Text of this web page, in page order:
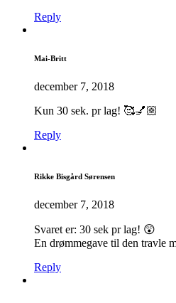
Reply
Mai-Britt
december 7, 2018
Kun 30 sek. pr lag! 🥰💅🏼
Reply
Rikke Bisgård Sørensen
december 7, 2018
Svaret er: 30 sek pr lag! 😲
En drømmegave til den travle
Reply